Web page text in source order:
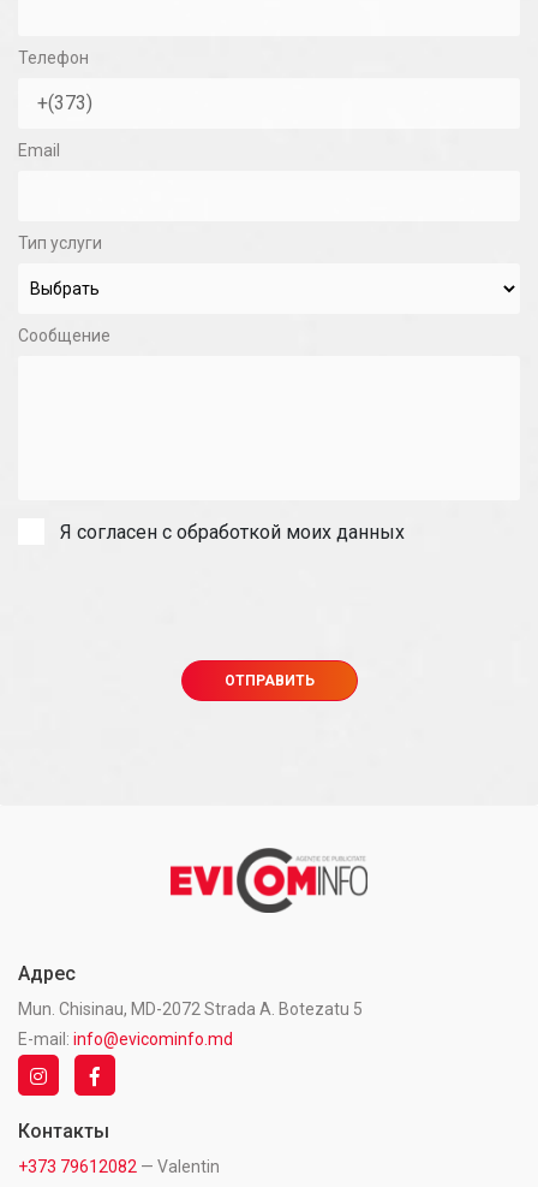
Телефон
Email
Тип услуги
Сообщение
Я согласен с обработкой моих данных
Адрес
Mun. Chisinau, MD-2072 Strada A. Botezatu 5
E-mail: info@evicominfo.md
Контакты
+373 79612082 — Valentin